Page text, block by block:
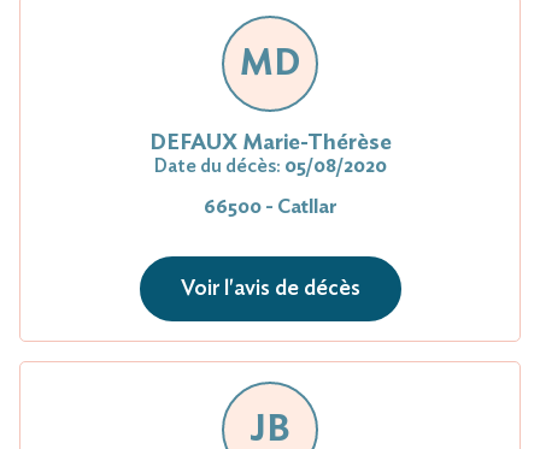
MD
DEFAUX Marie-Thérèse
Date du décès: 05/08/2020
66500 - Catllar
Voir l'avis de décès
JB